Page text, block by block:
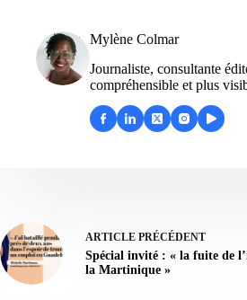
Mylène Colmar
Journaliste, consultante
compréhensible et plus
ARTICLE PRÉCÉDENT
Spécial invité : « la fuite de
la Martinique »